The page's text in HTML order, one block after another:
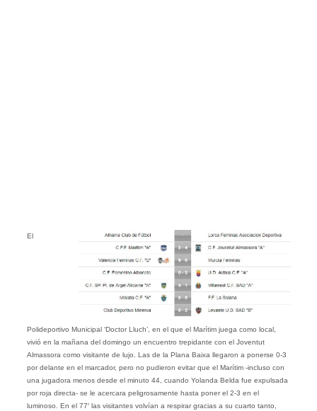
El
Polideportivo Municipal ‘Doctor Lluch’, en el que el Marítim juega como local,
vivió en la mañana del domingo un encuentro trepidante con el Joventut
Almassora como visitante de lujo. Las de la Plana Baixa llegaron a ponerse 0-3
por delante en el marcador, pero no pudieron evitar que el Marítim -incluso con
una jugadora menos desde el minuto 44, cuando Yolanda Belda fue expulsada
por roja directa- se le acercara peligrosamente hasta poner el 2-3 en el
luminoso. En el 77′ las visitantes volvían a respirar gracias a su cuarto tanto,